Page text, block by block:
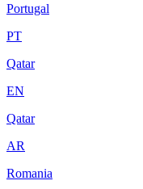
Portugal
PT
Qatar
EN
Qatar
AR
Romania